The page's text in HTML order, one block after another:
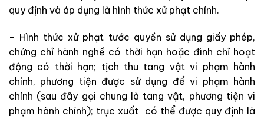
quy định và áp dụng là hình thức xử phạt chính.
– Hình thức xử phạt tước quyền sử dụng giấy phép,
chứng chỉ hành nghề có thời hạn hoặc đình chỉ hoạt
động có thời hạn; tịch thu tang vật vi phạm hành
chính, phương tiện được sử dụng để vi phạm hành
chính (sau đây gọi chung là tang vật, phương tiện vi
phạm hành chính); trục xuất có thể được quy định là